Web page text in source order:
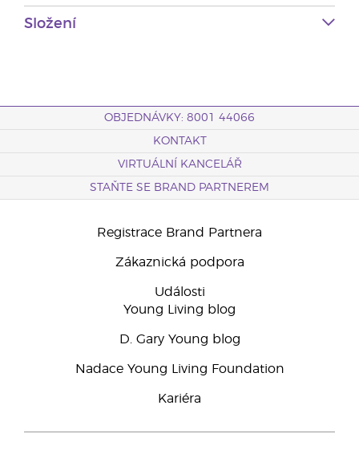
Složení
OBJEDNÁVKY: 8001 44066
KONTAKT
VIRTUÁLNÍ KANCELÁŘ
STAŇTE SE BRAND PARTNEREM
Registrace Brand Partnera
Zákaznická podpora
Události
Young Living blog
D. Gary Young blog
Nadace Young Living Foundation
Kariéra